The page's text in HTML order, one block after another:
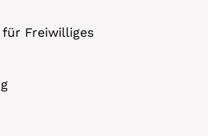
Freiwilliges